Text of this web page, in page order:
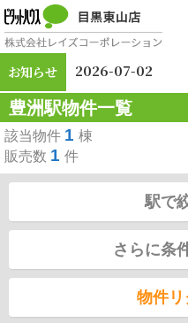
お知らせ 2026-07-02
豊洲駅物件一覧
該当物件 1 棟
販売数 1 件
駅で
さらに条
物件リ